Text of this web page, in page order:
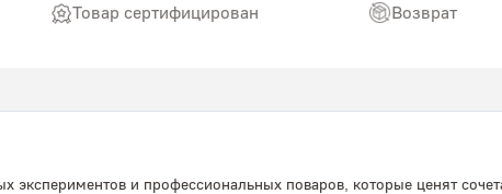
Товар сертифицирован Возврат
и профессиональных поваров, которые ценят